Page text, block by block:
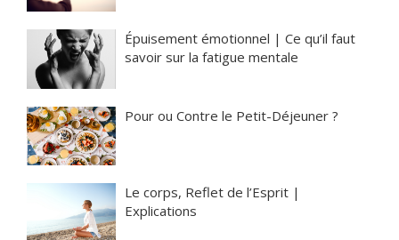
Épuisement émotionnel | Ce qu’il faut
savoir sur la fatigue mentale
Pour ou Contre le Petit-Déjeuner ?
Le corps, Reflet de l’Esprit |
Explications